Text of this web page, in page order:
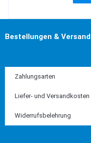
Bestellungen & Versand
Zahlungsarten
Liefer- und Versandkosten
Widerrufsbelehrung